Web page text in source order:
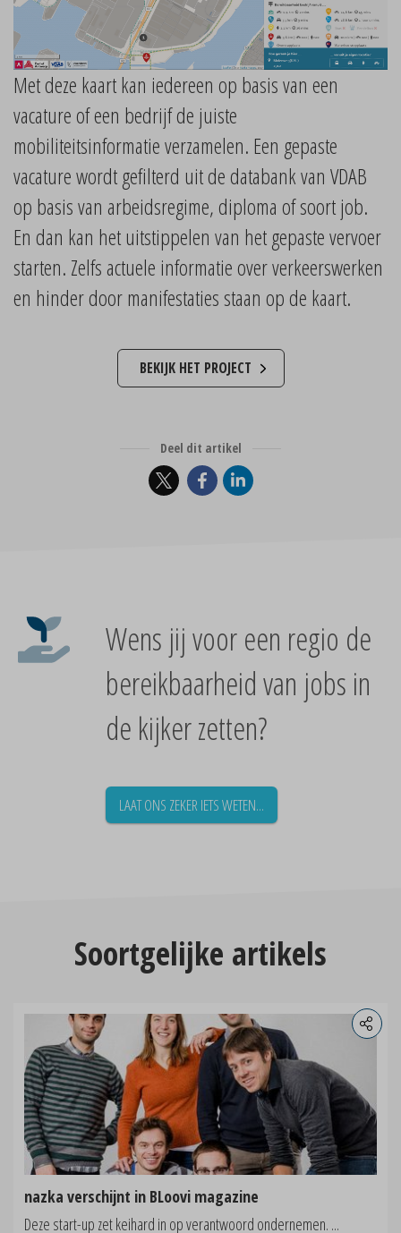
Met deze kaart kan iedereen op basis van een
vacature of een bedrijf de juiste
mobiliteitsinformatie verzamelen. Een gepaste
vacature wordt gefilterd uit de databank van VDAB
op basis van arbeidsregime, diploma of soort job.
En dan kan het uitstippelen van het gepaste vervoer
starten. Zelfs actuele informatie over verkeerswerken
en hinder door manifestaties staan op de kaart.
BEKIJK HET PROJECT
Deel dit artikel
Wens jij voor een regio de
bereikbaarheid van jobs in
de kijker zetten?
LAAT ONS ZEKER IETS WETEN...
Soortgelijke artikels
nazka verschijnt in BLoovi magazine
Deze start-up zet keihard in op verantwoord ondernemen. ...